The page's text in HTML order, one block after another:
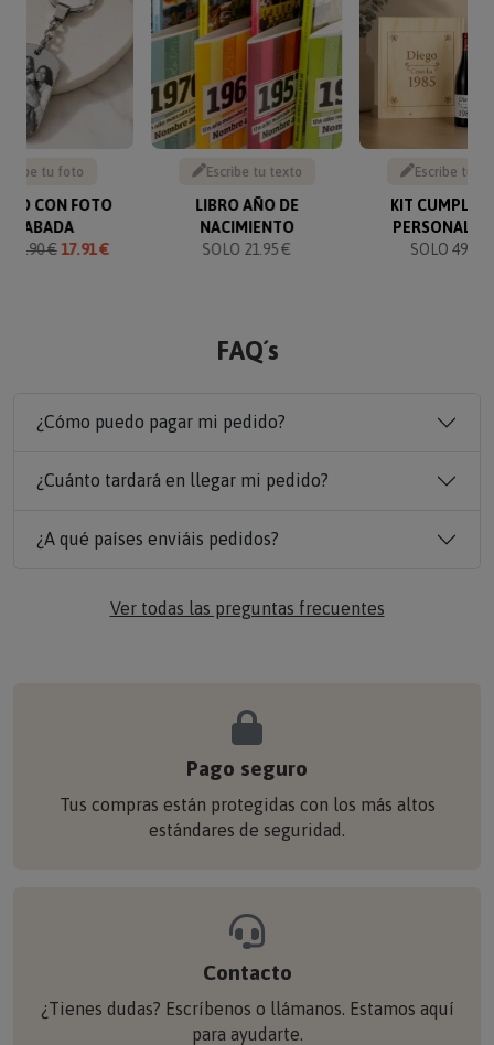
Sube tu foto
CON FOTO
GRABADA
19.90 €17.91 €
Escribe tu texto
LIBRO AÑO DE
NACIMIENTO
SOLO 21.95 €
Escribe tu
KIT
SOLO 49.90
FAQ´s
¿Cómo puedo pagar mi pedido?
¿Cuánto tardará en llegar mi pedido?
¿A qué países enviáis pedidos?
Ver todas las preguntas frecuentes
Pago seguro
Tus compras están protegidas con los más altos
estándares de seguridad.
Contacto
¿Tienes dudas? Escríbenos o llámanos. Estamos aquí
para ayudarte.